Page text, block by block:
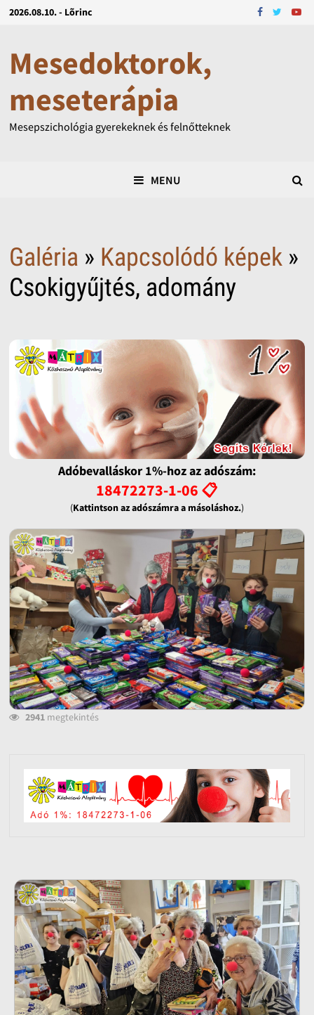
2026.08.10. - Lõrinc
Mesedoktorok,
meseterápia
Mesepszichológia gyerekeknek és felnőtteknek
MENU
Galéria » Kapcsolódó képek»
Csokigyűjtés, adomány
Adóbevalláskor 1%-hoz az adószám:
18472273-1-06 📋
(Kattintson az adószámra a másoláshoz.)
2941megtekintés